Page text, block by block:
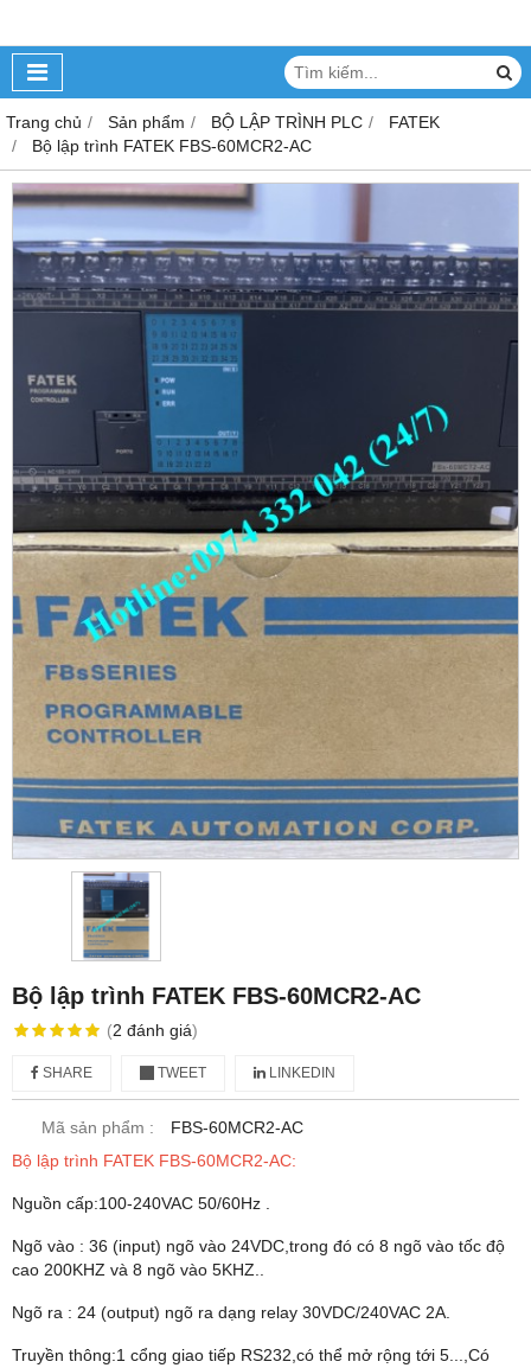
Trang chủ Sản phẩm BỘ LẬP TRÌNH PLC
FATEK
Bộ lập trình FATEK FBS-60MCR2-AC
Bộ lập trình FATEK FBS-60MCR2-AC
(2 đánh giá)
SHARE TWEET LINKEDIN
Mã sản phẩm :
FBS-60MCR2-AC
Bộ lập trình FATEK FBS-60MCR2-AC:
Nguồn cấp:100-240VAC 50/60Hz .
Ngõ vào : 36 (input) ngõ vào 24VDC,trong đó có 8 ngõ vào tốc độ
cao 200KHZ và 8 ngõ vào 5KHZ..
Ngõ ra : 24 (output) ngõ ra dạng relay 30VDC/240VAC 2A.
Truyền thông:1 cổng giao tiếp RS232,có thể mở rộng tới 5...,Có